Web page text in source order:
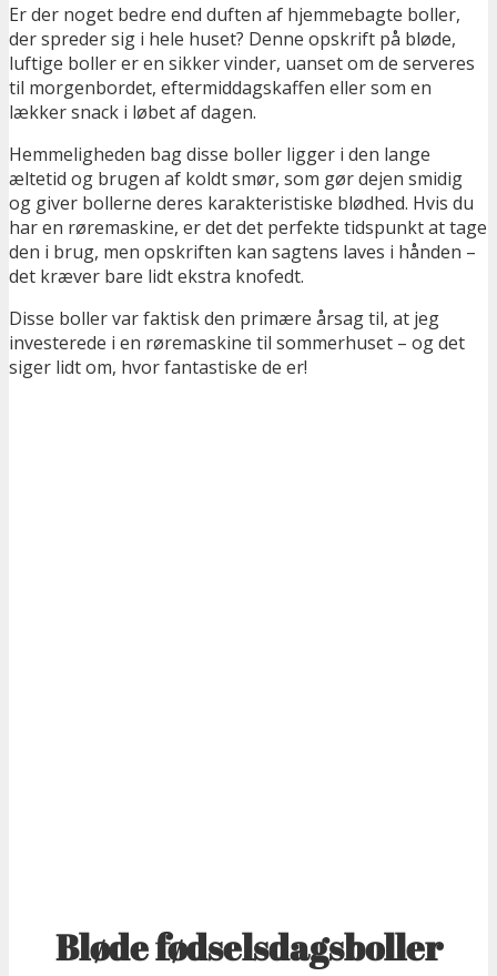
Er der noget bedre end duften af hjemmebagte boller,
der spreder sig i hele huset? Denne opskrift på bløde,
luftige boller er en sikker vinder, uanset om de serveres
til morgenbordet, eftermiddagskaffen eller som en
lækker snack i løbet af dagen.
Hemmeligheden bag disse boller ligger i den lange
æltetid og brugen af koldt smør, som gør dejen smidig
og giver bollerne deres karakteristiske blødhed. Hvis du
har en røremaskine, er det det perfekte tidspunkt at tage
den i brug, men opskriften kan sagtens laves i hånden –
det kræver bare lidt ekstra knofedt.
Disse boller var faktisk den primære årsag til, at jeg
investerede i en røremaskine til sommerhuset – og det
siger lidt om, hvor fantastiske de er!
Bløde fødselsdagsboller